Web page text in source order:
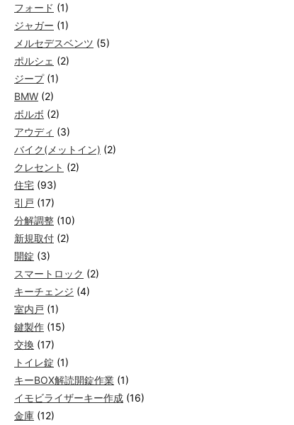
フォード (1)
ジャガー (1)
メルセデスベンツ (5)
ポルシェ (2)
ジープ(1)
BMW (2)
ボルボ (2)
アウディ (3)
バイク(メットイン) (2)
クレセント (2)
住宅 (93)
引戸 (17)
分解調整 (10)
新規取付 (2)
開錠 (3)
スマートロック (2)
キーチェンジ (4)
室内戸 (1)
鍵製作 (15)
交換 (17)
トイレ錠 (1)
キーBOX解読開錠作業 (1)
イモビライザーキー作成 (16)
金庫 (12)